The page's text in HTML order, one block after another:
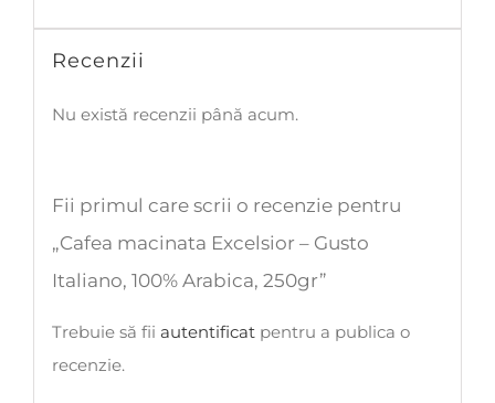
Recenzii
Nu există recenzii până acum.
Fii primul care scrii o recenzie pentru
„Cafea macinata Excelsior – Gusto
Italiano, 100% Arabica, 250gr”
Trebuie să fii autentificatpentru a publica o
recenzie.